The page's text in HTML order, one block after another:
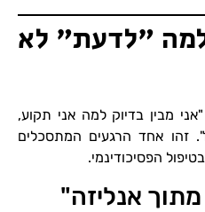
"לדעת" לא
מבין בדיוק למה אני תקוע,
זהו אחד הרגעים המתסכלים
הפסיכודינמי.
אנליזה"